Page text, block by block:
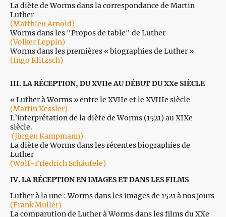
La diète de Worms dans la correspondance de Martin
Luther
(Matthieu Arnold)
Worms dans les "Propos de table" de Luther
(Volker Leppin)
Worms dans les premières « biographies de Luther »
(Ingo Klitzsch)
III. LA RÉCEPTION, DU XVIIe AU DÉBUT DU XXe SIÈCLE
« Luther à Worms » entre le XVIIe et le XVIIIe siècle
(Martin Kessler)
L’interprétation de la diète de Worms (1521) au XIXe
siècle.
(Jürgen Kampmann)
La diète de Worms dans les récentes biographies de
Luther
(Wolf-Friedrich Schäufele)
IV. LA RÉCEPTION EN IMAGES ET DANS LES FILMS
Luther à la une : Worms dans les images de 1521 à nos jours
(Frank Muller)
La comparution de Luther à Worms dans les films du XXe